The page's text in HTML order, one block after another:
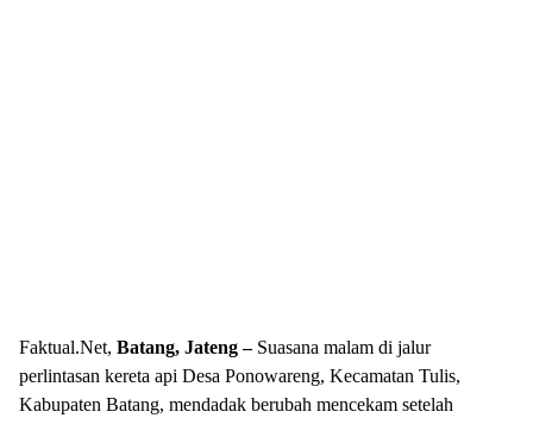
Faktual.Net, Batang, Jateng –Suasana malam di jalur
perlintasan kereta api Desa Ponowareng, Kecamatan Tulis,
Kabupaten Batang, mendadak berubah mencekam setelah